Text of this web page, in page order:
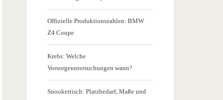
Offizielle Produktionszahlen: BMW
Z4 Coupe
Krebs: Welche
Vorsorgeuntersuchungen wann?
Snookertisch: Platzbedarf, Maße und